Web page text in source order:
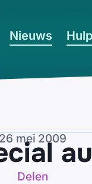
Nieuws Hulp
26 mei 2009
Delen